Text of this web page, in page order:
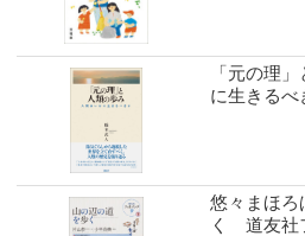
「元の理
に生きるべ
悠々まほろ
く 道友社